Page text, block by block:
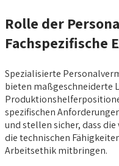
Rolle der
Fachspezifische
Spezialisierte
bieten maßgeschneiderte
spezifischen
und stellen sicher, dass
die technischen
Arbeitsethik mitbringen.